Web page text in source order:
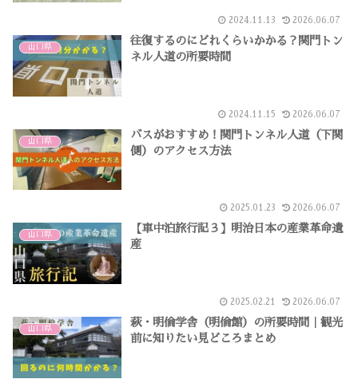
2024.11.13 2026.06.07
山口県
往復するのにどれくらいかかる？関門トン
ネル人道の所要時間
2024.11.15 2026.06.07
山口県
バスがおすすめ！関門トンネル人道（下関
側）のアクセス方法
2025.01.23 2026.06.07
山口県
【車中泊旅行記３】明治日本の産業革命遺
産
2025.02.21 2026.06.07
山口県
萩・明倫学舎（明倫館）の所要時間｜観光
前に知りたい見どころまとめ